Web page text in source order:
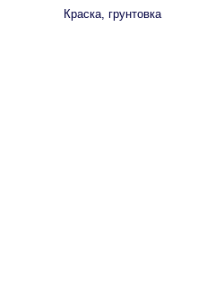
Краска, грунтовка